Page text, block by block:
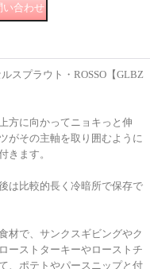
スプラウト・ROSSO【GLBZ
方に向かってニョキっと伸
がその主軸を取り囲むように
きます。
は比較的長く冷暗所で保存で
材で、サンクスギビングやク
ーストターキーやローストチ
、ポテトやパースニップと付